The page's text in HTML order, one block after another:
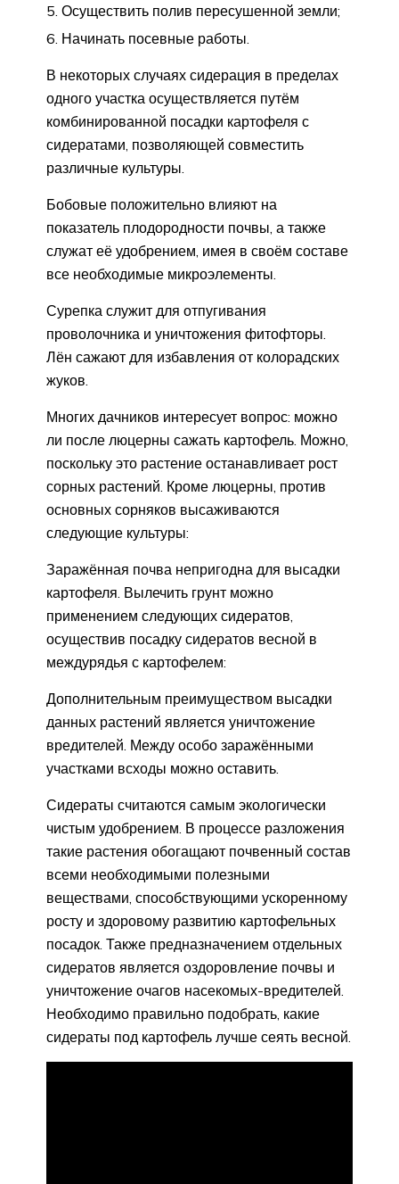
Осуществить полив пересушенной земли;
Начинать посевные работы.
В некоторых случаях сидерация в пределах
одного участка осуществляется путём
комбинированной посадки картофеля с
сидератами, позволяющей совместить
различные культуры.
Бобовые положительно влияют на
показатель плодородности почвы, а также
служат её удобрением, имея в своём составе
все необходимые микроэлементы.
Сурепка служит для отпугивания
проволочника и уничтожения фитофторы.
Лён сажают для избавления от колорадских
жуков.
Многих дачников интересует вопрос: можно
ли после люцерны сажать картофель. Можно,
поскольку это растение останавливает рост
сорных растений. Кроме люцерны, против
основных сорняков высаживаются
следующие культуры:
Заражённая почва непригодна для высадки
картофеля. Вылечить грунт можно
применением следующих сидератов,
осуществив посадку сидератов весной в
междурядья с картофелем:
Дополнительным преимуществом высадки
данных растений является уничтожение
вредителей. Между особо заражёнными
участками всходы можно оставить.
Сидераты считаются самым экологически
чистым удобрением. В процессе разложения
такие растения обогащают почвенный состав
всеми необходимыми полезными
веществами, способствующими ускоренному
росту и здоровому развитию картофельных
посадок. Также предназначением отдельных
сидератов является оздоровление почвы и
уничтожение очагов насекомых-вредителей.
Необходимо правильно подобрать, какие
сидераты под картофель лучше сеять весной.